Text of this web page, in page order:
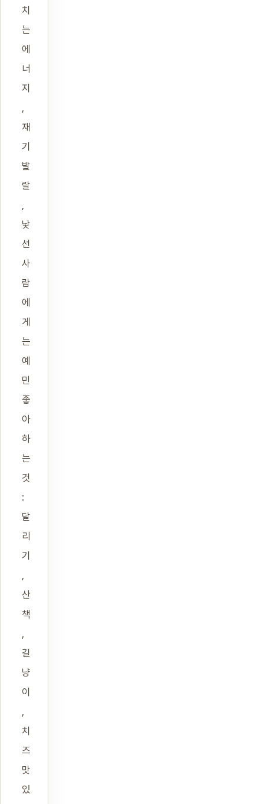
치
는
에
너
지
,
재
기
발
랄
,
낯
선
사
람
에
게
는
예
민
좋
아
하
는
것
:
달
리
기
,
산
책
,
길
냥
이
,
치
즈
맛
있